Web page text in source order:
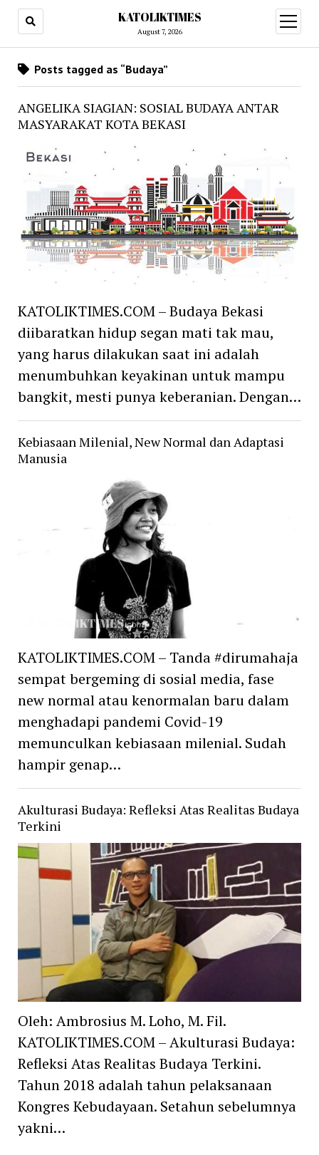
KATOLIKTIMES
August 7, 2026
open
menu
Posts tagged as “Budaya”
ANGELIKA SIAGIAN: SOSIAL BUDAYA ANTAR
MASYARAKAT KOTA BEKASI
KATOLIKTIMES.COM – Budaya Bekasi
diibaratkan hidup segan mati tak mau,
yang harus dilakukan saat ini adalah
menumbuhkan keyakinan untuk mampu
bangkit, mesti punya keberanian. Dengan…
Kebiasaan Milenial, New Normal dan Adaptasi
Manusia
KATOLIKTIMES.COM – Tanda #dirumahaja
sempat bergeming di sosial media, fase
new normal atau kenormalan baru dalam
menghadapi pandemi Covid-19
memunculkan kebiasaan milenial. Sudah
hampir genap…
Akulturasi Budaya: Refleksi Atas Realitas Budaya
Terkini
Oleh: Ambrosius M. Loho, M. Fil.
KATOLIKTIMES.COM – Akulturasi Budaya:
Refleksi Atas Realitas Budaya Terkini.
Tahun 2018 adalah tahun pelaksanaan
Kongres Kebudayaan. Setahun sebelumnya
yakni…